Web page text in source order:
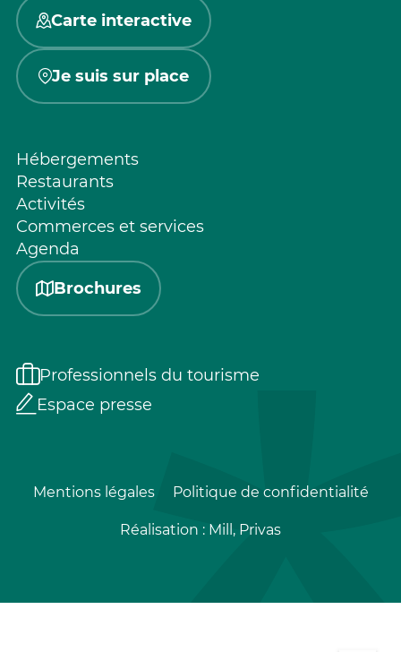
Carte interactive
Je suis sur place
Hébergements
Restaurants
Activités
Commerces et services
Agenda
Brochures
Professionnels du tourisme
Espace presse
Mentions légales Politique de confidentialité
Réalisation : Mill, Privas